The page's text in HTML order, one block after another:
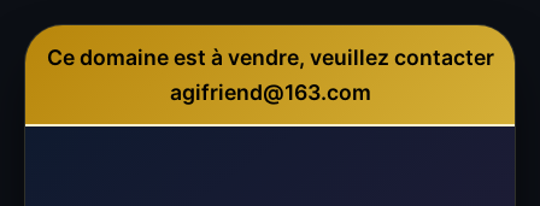
Ce domaine est à vendre, veuillez contacter
agifriend@163.com